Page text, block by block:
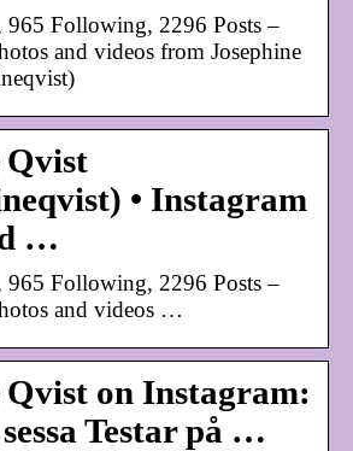
965 Following, 2296 Posts –
and videos from Josephine
Qvist
• Instagram
…
965 Following, 2296 Posts –
and videos …
Qvist on Instagram:
Testar på …